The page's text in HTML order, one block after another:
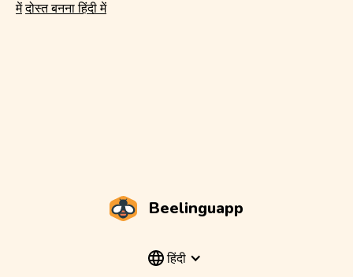
में दोस्त बनना हिंदी में
Beelinguapp
हिंदी